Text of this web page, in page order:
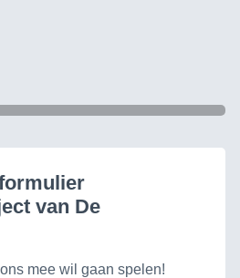
van De
mee wil gaan spelen!